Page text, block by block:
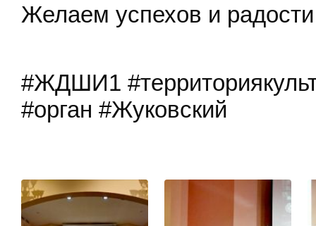
Желаем успехов и
#ЖДШИ1
#орган #Жуковский